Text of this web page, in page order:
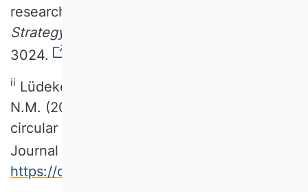
research and avenues ahead.
Strategy and the Environment
3024.
ii Lüdeke-Freund, F., Gold, S., & Bocken,
N.M. (2018). A review and typology of
circular economy business model patterns.
Journal of Industrial Ecology, 17(1), 217.
https://doi.org/10.1111/jiec.12763